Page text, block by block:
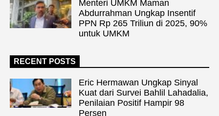
Menteri UMKM Maman
Abdurrahman Ungkap Insentif
PPN Rp 265 Triliun di 2025, 90%
untuk UMKM
RECENT POSTS
Eric Hermawan Ungkap Sinyal
Kuat dari Survei Bahlil Lahadalia,
Penilaian Positif Hampir 98
Persen